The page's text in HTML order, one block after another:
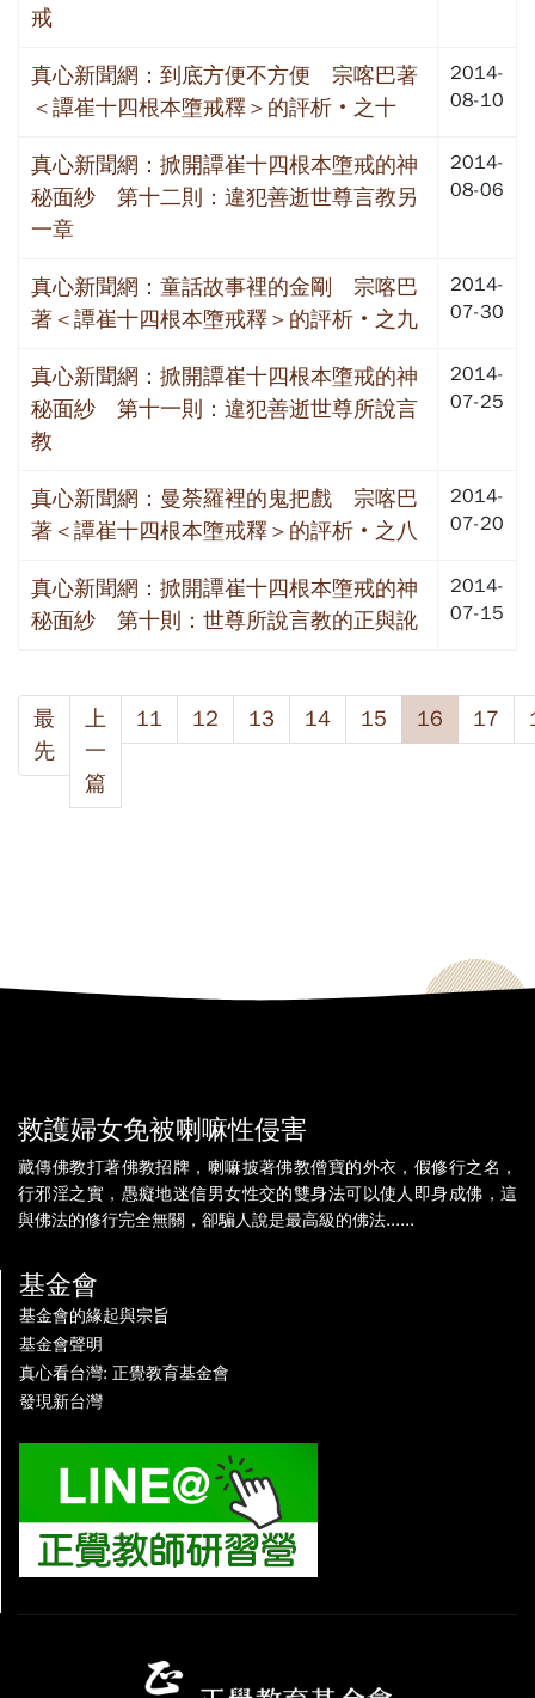
戒
真心新聞網：到底方便不方便 宗喀巴著
＜譚崔十四根本墮戒釋＞的評析‧之十
2014-
08-10
真心新聞網：掀開譚崔十四根本墮戒的神
秘面紗 第十二則：違犯善逝世尊言教另
一章
2014-
08-06
真心新聞網：童話故事裡的金剛 宗喀巴
著＜譚崔十四根本墮戒釋＞的評析‧之九
2014-
07-30
真心新聞網：掀開譚崔十四根本墮戒的神
秘面紗 第十一則：違犯善逝世尊所說言
教
2014-
07-25
真心新聞網：曼荼羅裡的鬼把戲 宗喀巴
著＜譚崔十四根本墮戒釋＞的評析‧之八
2014-
07-20
真心新聞網：掀開譚崔十四根本墮戒的神
秘面紗 第十則：世尊所說言教的正與訛
2014-
07-15
最
先
上
一
篇
11 12 13 14 15 16 17
救護婦女免被喇嘛性侵害
藏傳佛教打著佛教招牌，喇嘛披著佛教僧寶的外衣，假修行之名，
行邪淫之實，愚癡地迷信男女性交的雙身法可以使人即身成佛，這
與佛法的修行完全無關，卻騙人說是最高級的佛法......
基金會
基金會的緣起與宗旨
基金會聲明
真心看台灣: 正覺教育基金會
發現新台灣